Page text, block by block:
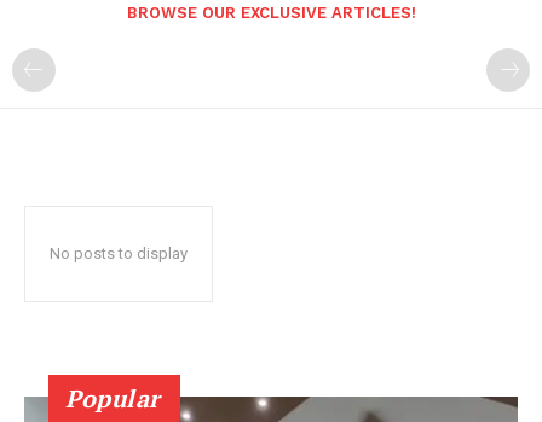
BROWSE OUR EXCLUSIVE ARTICLES!
No posts to display
Popular